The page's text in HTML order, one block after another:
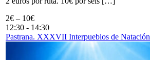
2€ – 10€
12:30 - 14:30
Pastrana. XXXVII Interpueblos de Natación